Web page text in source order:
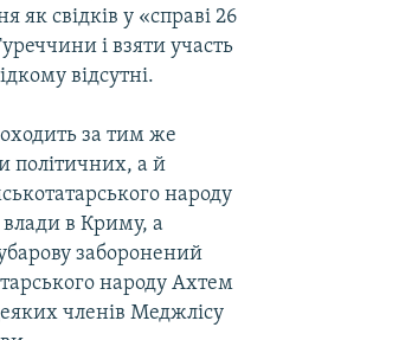
як свідків у «справі 26
і взяти участь
відсутні.
за тим же
політичних, а й
народу
влади в Криму, а
заборонений
народу Ахтем
членів Меджлісу